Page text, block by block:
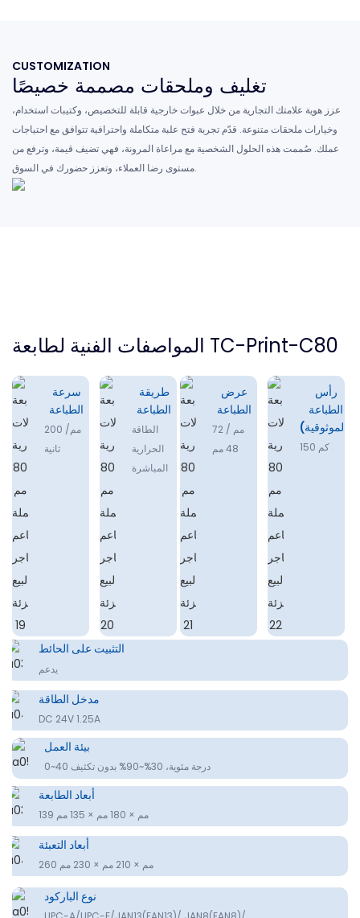
CUSTOMIZATION
تغليف وملحقات مصممة خصيصًا
عزز هوية علامتك التجارية من خلال عبوات خارجية قابلة للتخصيص، وكتيبات استخدام،
وخيارات ملحقات متنوعة. قدّم تجربة فتح علبة متكاملة واحترافية تتوافق مع احتياجات
عملك. صُممت هذه الحلول الشخصية مع مراعاة المرونة، فهي تضيف قيمة، وترفع من
مستوى رضا العملاء، وتعزز حضورك في السوق.
المواصفات الفنية لطابعة TC-Print-C80
سرعة
الطباعة
200 مم/
ثانية
طريقة
الطباعة
الطاقة
الحرارية
المباشرة
عرض
الطباعة
72 مم /
48 مم
رأس
الطباعة
(الموثوقية)
150 كم
التثبيت على الحائط
يدعم
مدخل الطاقة
DC 24V 1.25A
بيئة العمل
0~40 درجة مئوية، 30%~90% بدون تكثيف
أبعاد الطابعة
139 مم × 180 مم × 135 مم
أبعاد التعبئة
260 مم × 210 مم × 230 مم
نوع الباركود